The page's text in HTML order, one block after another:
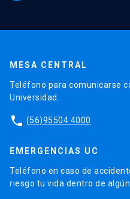
MESA CENTRAL
Teléfono para comunicarse
Universidad.
phone (56)95504 4000
EMERGENCIAS UC
Teléfono en caso de
riesgo tu vida dentro de